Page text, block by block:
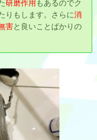
研磨作用 もあるのでク
りもします。さらに消
害と良いことばかりの